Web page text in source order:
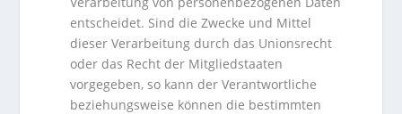
entscheidet. Sind die Zwecke und Mittel
dieser Verarbeitung durch das Unionsrecht
oder das Recht der Mitgliedstaaten
vorgegeben, so kann der Verantwortliche
beziehungsweise können die bestimmten